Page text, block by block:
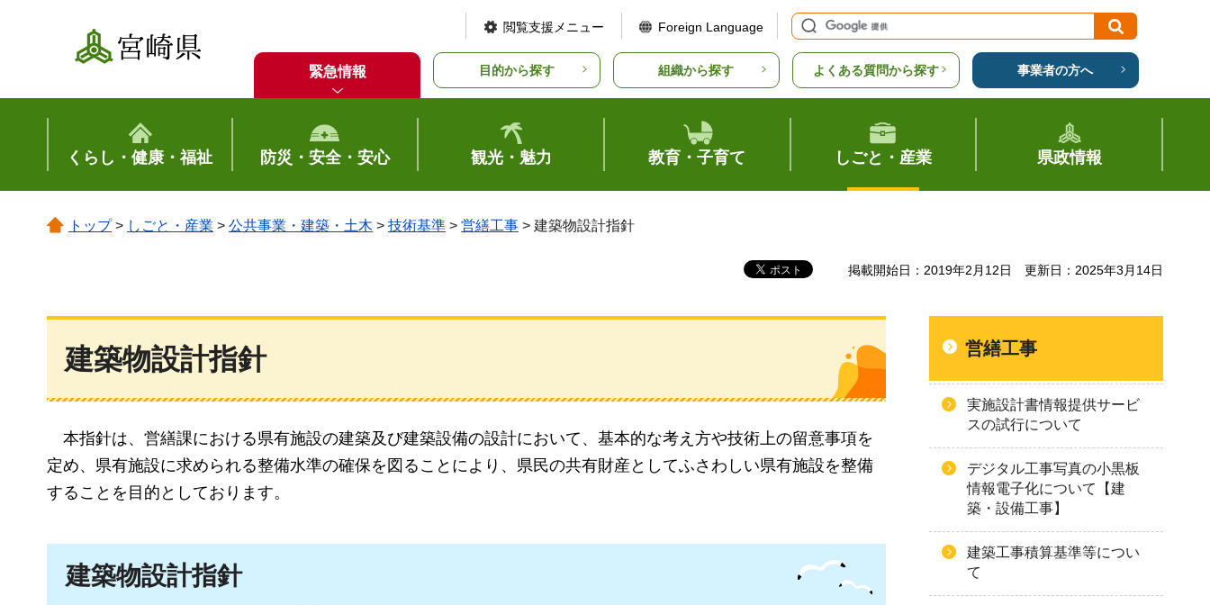
宮崎県
閲覧支援メニュー Foreign Language
緊急情報 目的から探す 組織から探す よくある質問から探す 事業者の方へ
くらし・健康・福祉 防災・安全・安心 観光・魅力 教育・子育て しごと・産業 県政情報
トップ> しごと・産業 > 公共事業・建築・土木 > 技術基準 > 営繕工事 > 建築物設計指針
掲載開始日：2019年2月12日 更新日：2025年3月14日
建築物設計指針
本指針は、 営繕課における県有施設の建築及び建築設備の設計において、基本的な考え方や技術上の留意事項を
定め、県有施設に求められる整備水準の確保を図ることにより、県民の共有財産としてふさわしい県有施設を整備
することを目的としております。
建築物設計指針
営繕工事
実施設計書情報提供サービ
スの試行について
デジタル工事写真の小黒板
情報電子化について【建
築・設備工事】
建築工事積算基準等につい
て